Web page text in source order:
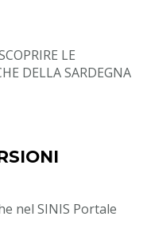
LE
DELLA SARDEGNA
nel SINIS Portale